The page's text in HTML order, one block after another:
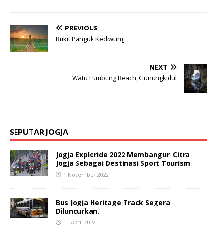
PREVIOUS
Bukit Panguk Kediwung
NEXT
Watu Lumbung Beach, Gunungkidul
SEPUTAR JOGJA
Jogja Exploride 2022 Membangun Citra
Jogja Sebagai Destinasi Sport Tourism
1 November 2022
Bus Jogja Heritage Track Segera
Diluncurkan.
11 April 2022